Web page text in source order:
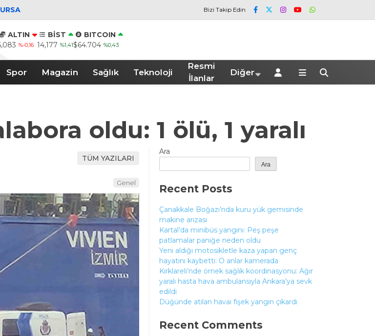
Bizi Takip Edin
ALTIN
%-0,16
BİST
14,177 %1,41
BITCOIN
$64.704 %0,43
Spor Magazin Sağlık Teknoloji
Resmi
İlanlar
Diğer
oldu: 1 ölü, 1 yaralı
TÜM YAZILARI
Genel
Ara
Ara
Recent Posts
Çanakkale Boğazı’nda kuru yük gemisinde
makine arızası
Kartal’da minibüs yangını: Peş peşe
patlamalar paniğe neden oldu
Yeni aldığı motosikletle kaza yapan genç
hayatını kaybetti: O anlar kamerada
Kırklareli’nde örnek sağlık koordinasyonu: Ağır
yaralı hasta hava ambulansıyla Ankara’ya sevk
edildi
Düğünde atılan havai fişek yangın çıkardı
Recent Comments